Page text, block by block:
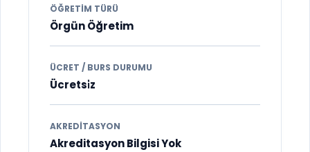
ÖĞRETIM TÜRÜ
Örgün Öğretim
ÜCRET / BURS DURUMU
Ücretsi̇z
AKREDITASYON
Akreditasyon Bilgisi Yok